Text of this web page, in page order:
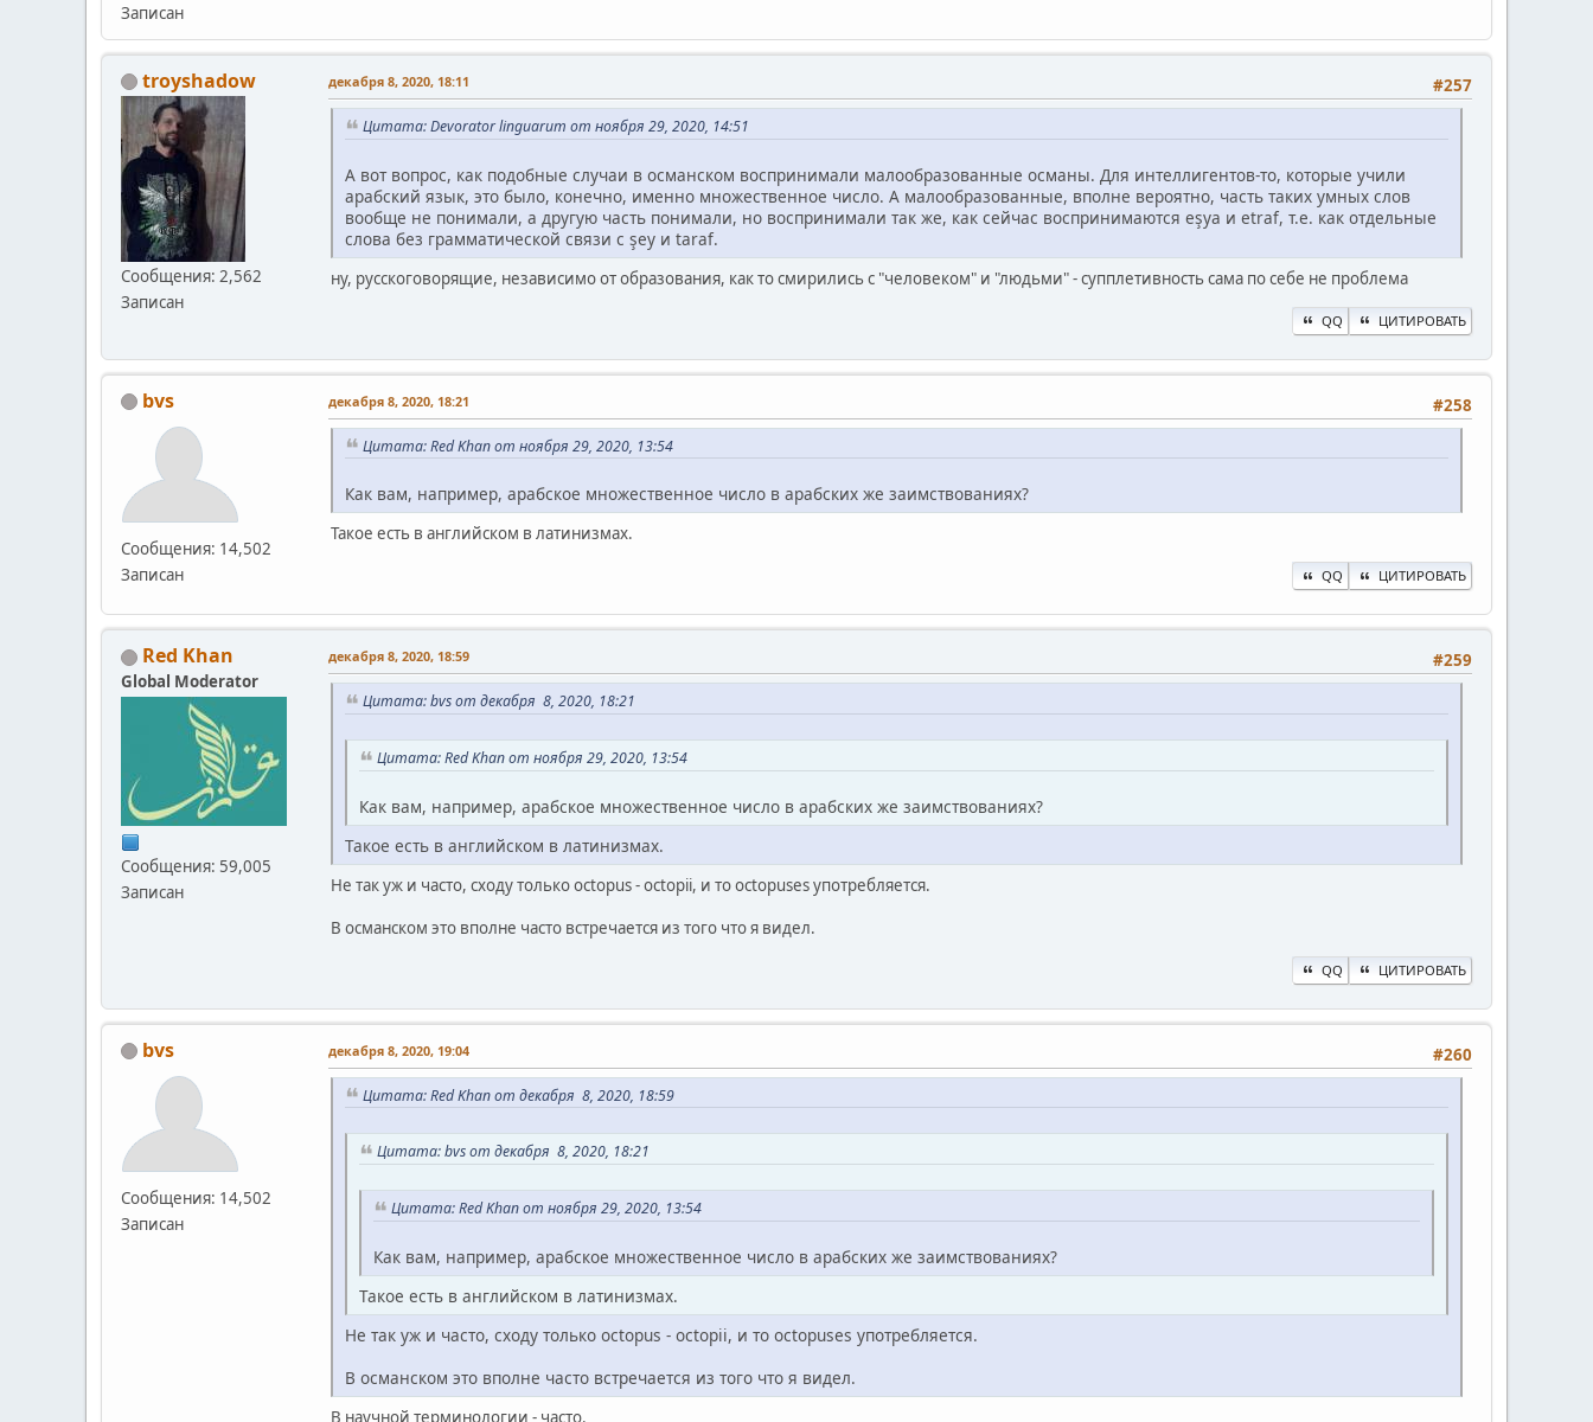
Записан
troyshadow
Сообщения: 2,562
Записан
#257
декабря 8, 2020, 18:11
Цитата: Devorator linguarum от ноября 29, 2020, 14:51
А вот вопрос, как подобные случаи в османском воспринимали малообразованные османы. Для интеллигентов-то, которые учили
арабский язык, это было, конечно, именно множественное число. А малообразованные, вполне вероятно, часть таких умных слов
вообще не понимали, а другую часть понимали, но воспринимали так же, как сейчас воспринимаются eşya и etraf, т.е. как отдельные
слова без грамматической связи с şey и taraf.
ну, русскоговорящие, независимо от образования, как то смирились с "человеком" и "людьми" - супплетивность сама по себе не проблема
QQ ЦИТИРОВАТЬ
bvs
Сообщения: 14,502
Записан
#258
декабря 8, 2020, 18:21
Цитата: Red Khan от ноября 29, 2020, 13:54
Как вам, например, арабское множественное число в арабских же заимствованиях?
Такое есть в английском в латинизмах.
QQ ЦИТИРОВАТЬ
Red Khan
Global Moderator
Сообщения: 59,005
Записан
#259
декабря 8, 2020, 18:59
Цитата: bvs от декабря 8, 2020, 18:21
Цитата: Red Khan от ноября 29, 2020, 13:54
Как вам, например, арабское множественное число в арабских же заимствованиях?
Такое есть в английском в латинизмах.
Не так уж и часто, сходу только octopus - octopii, и то octopuses употребляется.
В османском это вполне часто встречается из того что я видел.
QQ ЦИТИРОВАТЬ
bvs
Сообщения: 14,502
Записан
#260
декабря 8, 2020, 19:04
Цитата: Red Khan от декабря 8, 2020, 18:59
Цитата: bvs от декабря 8, 2020, 18:21
Цитата: Red Khan от ноября 29, 2020, 13:54
Как вам, например, арабское множественное число в арабских же заимствованиях?
Такое есть в английском в латинизмах.
Не так уж и часто, сходу только octopus - octopii, и то octopuses употребляется.
В османском это вполне часто встречается из того что я видел.
В научной терминологии - часто.